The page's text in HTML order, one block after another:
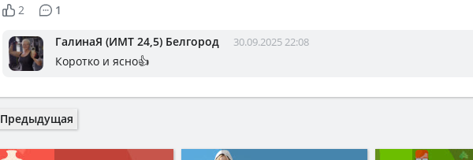
2
1
ГалинаЯ (ИМТ 24,5) Белгород 30.09.2025 22:08
Коротко и ясно👍
Предыдущая